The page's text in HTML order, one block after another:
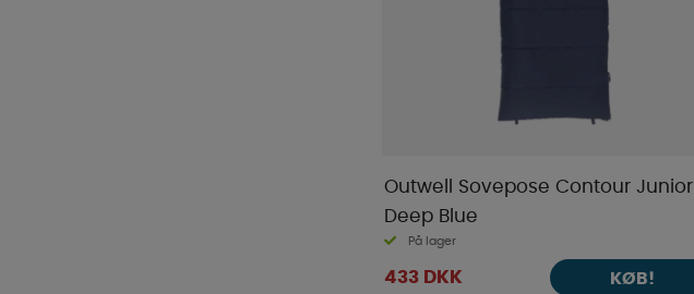
Outwell Sovepose Contour Junior
Deep Blue
På lager
433 DKK KØB!